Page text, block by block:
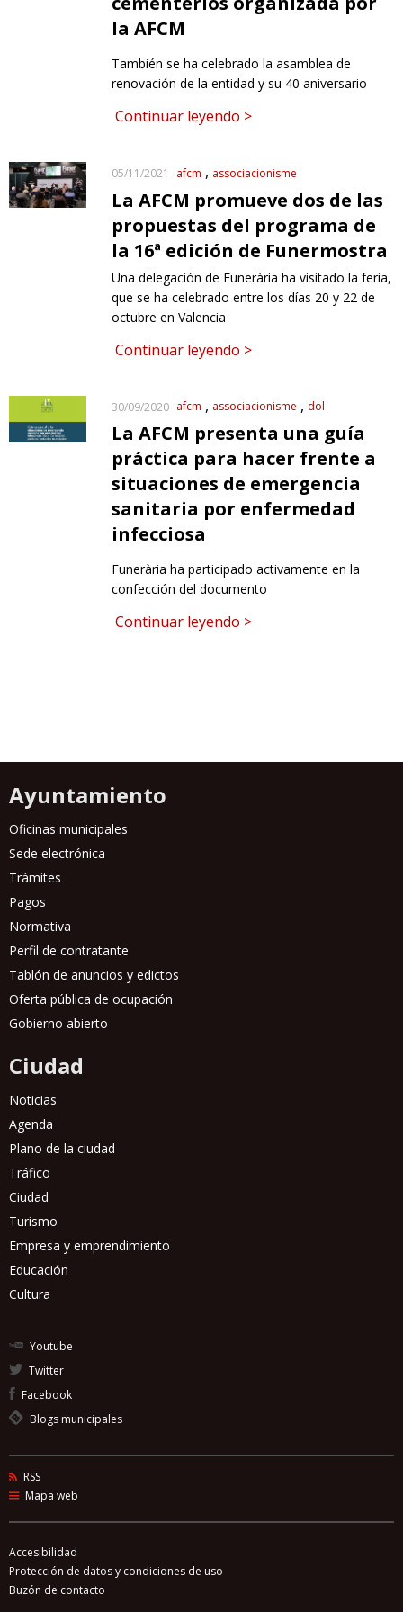
RESPONSABILIDAD SOCIAL
la AFCM
También se ha celebrado la asamblea de
renovación de la entidad y su 40 aniversario
Continuar leyendo >
05/11/2021 afcm associacionisme
La AFCM promueve dos de las
propuestas del programa de
la 16ª edición de Funermostra
Una delegación de Funerària ha visitado la feria,
que se ha celebrado entre los días 20 y 22 de
octubre en Valencia
Continuar leyendo >
30/09/2020 afcm associacionisme dol
La AFCM presenta una guía
práctica para hacer frente a
situaciones de emergencia
sanitaria por enfermedad
infecciosa
Funerària ha participado activamente en la
confección del documento
Continuar leyendo >
Ayuntamiento
Oficinas municipales
Sede electrónica
Trámites
Pagos
Normativa
Perfil de contratante
Tablón de anuncios y edictos
Oferta pública de ocupación
Gobierno abierto
Ciudad
Noticias
Agenda
Plano de la ciudad
Tráfico
Ciudad
Turismo
Empresa y emprendimiento
Educación
Cultura
Youtube
Twitter
Facebook
Blogs municipales
RSS
Mapa web
Accesibilidad
Protección de datos y condiciones de uso
Buzón de contacto